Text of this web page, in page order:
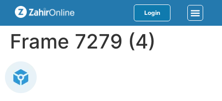
Login
Frame 7279 (4)